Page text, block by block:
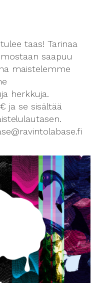
taas! Tarinaa
saapuu
maistelemme
herkkuja.
ja se sisältää